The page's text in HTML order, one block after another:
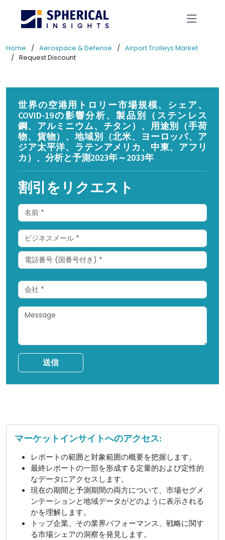
Home Aerospace & Defense
Airport Trolleys Market
Request Discount
世界の空港用トロリー市場規模、シェア、
COVID-19の影響分析、製品別（ステンレス
鋼、アルミニウム、チタン）、用途別（手荷
物、貨物）、地域別（北米、ヨーロッパ、ア
ジア太平洋、ラテンアメリカ、中東、アフリ
カ）、分析と予測2023年～2033年
割引をリクエスト
送信
マーケットインサイトへのアクセス:
レポートの範囲と対象範囲の概要を把握します。
最終レポートの一部を形成する定量的および定性的
なデータにアクセスします。
現在の期間と予測期間の両方について、市場セグメ
ンテーションと地域データがどのように表示される
かを理解します。
トップ企業、その業界パフォーマンス、戦略に関す
る市場シェアの洞察を発見します。